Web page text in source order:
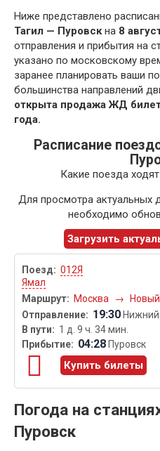
Ниже представлено
Тагил — Пуровскна 8
отправления и прибытия на
указано по московскому
заранее планировать ваши
большинства направлений
открыта продажа ЖД
года.
Расписание
Какие поезда
Для просмотра актуальных
необходимо
Загрузить
012Я
Ямал
Москва
→
19:30 Нижний
1 д. 9 ч. 34 мин.
04:28 Пуровск
Купить билеты
Погода на
Пуровск